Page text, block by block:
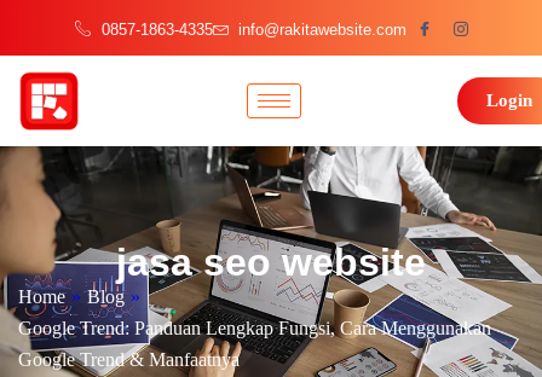
0857-1863-4335 info@rakitawebsite.com
Login
jasa seo website
Home » Blog »
Google Trend: Panduan Lengkap Fungsi, Cara Menggunakan
Google Trend & Manfaatnya